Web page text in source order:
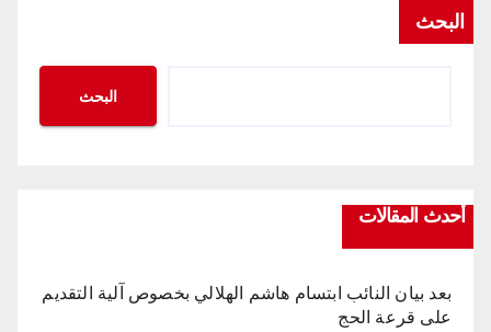
البحث
البحث
أحدث المقالات
بعد بيان النائب ابتسام هاشم الهلالي بخصوص آلية التقديم
على قرعة الحج